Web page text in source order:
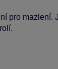
pro mazlení.